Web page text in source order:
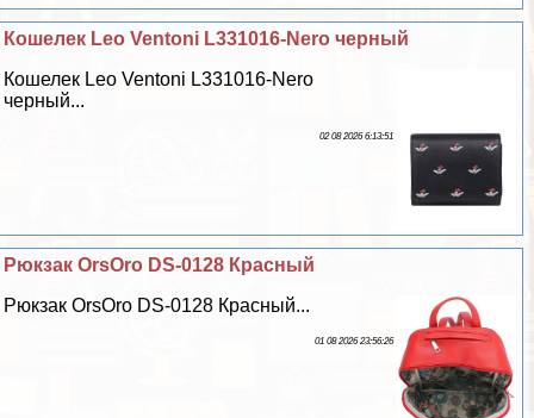
Кошелек Leo Ventoni L331016-Nero черный
Кошелек Leo Ventoni L331016-Nero
черный...
02 08 2026 6:13:51
Рюкзак OrsOro DS-0128 Красный
Рюкзак OrsOro DS-0128 Красный...
01 08 2026 23:56:26